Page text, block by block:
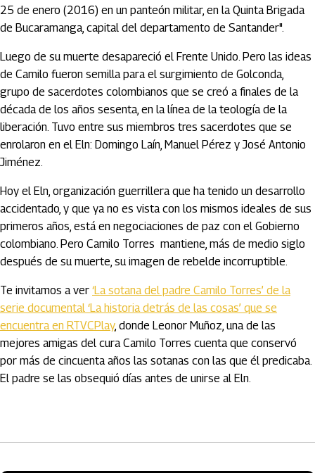
25 de enero (2016) en un panteón militar, en la Quinta Brigada
de Bucaramanga, capital del departamento de Santander".
Luego de su muerte desapareció el Frente Unido. Pero las ideas
de Camilo fueron semilla para el surgimiento de Golconda,
grupo de sacerdotes colombianos que se creó a finales de la
década de los años sesenta, en la línea de la teología de la
liberación. Tuvo entre sus miembros tres sacerdotes que se
enrolaron en el Eln: Domingo Laín, Manuel Pérez y José Antonio
Jiménez.
Hoy el Eln, organización guerrillera que ha tenido un desarrollo
accidentado, y que ya no es vista con los mismos ideales de sus
primeros años, está en negociaciones de paz con el Gobierno
colombiano. Pero Camilo Torres mantiene, más de medio siglo
después de su muerte, su imagen de rebelde incorruptible.
Te invitamos a ver ‘La sotana del padre Camilo Torres’ de la
serie documental ‘La historia detrás de las cosas’ que se
encuentra en RTVCPlay, donde Leonor Muñoz, una de las
mejores amigas del cura Camilo Torres cuenta que conservó
por más de cincuenta años las sotanas con las que él predicaba.
El padre se las obsequió días antes de unirse al Eln.